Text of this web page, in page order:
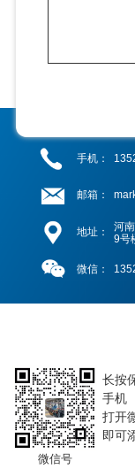
手机：
邮箱：
地址：
河
9号
微信：
微信号
长按
手机
打开
即可